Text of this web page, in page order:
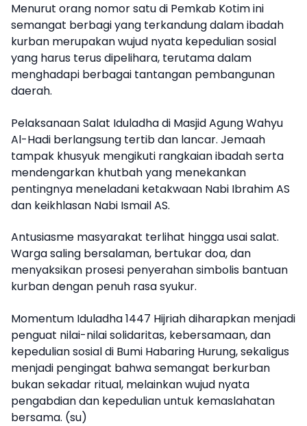
Menurut orang nomor satu di Pemkab Kotim ini
semangat berbagi yang terkandung dalam ibadah
kurban merupakan wujud nyata kepedulian sosial
yang harus terus dipelihara, terutama dalam
menghadapi berbagai tantangan pembangunan
daerah.
Pelaksanaan Salat Iduladha di Masjid Agung Wahyu
Al-Hadi berlangsung tertib dan lancar. Jemaah
tampak khusyuk mengikuti rangkaian ibadah serta
mendengarkan khutbah yang menekankan
pentingnya meneladani ketakwaan Nabi Ibrahim AS
dan keikhlasan Nabi Ismail AS.
Antusiasme masyarakat terlihat hingga usai salat.
Warga saling bersalaman, bertukar doa, dan
menyaksikan prosesi penyerahan simbolis bantuan
kurban dengan penuh rasa syukur.
Momentum Iduladha 1447 Hijriah diharapkan menjadi
penguat nilai-nilai solidaritas, kebersamaan, dan
kepedulian sosial di Bumi Habaring Hurung, sekaligus
menjadi pengingat bahwa semangat berkurban
bukan sekadar ritual, melainkan wujud nyata
pengabdian dan kepedulian untuk kemaslahatan
bersama. (su)